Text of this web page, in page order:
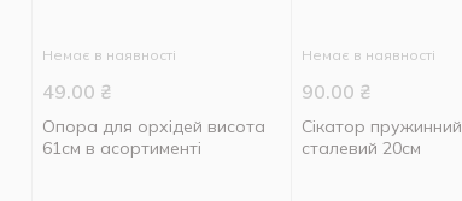
Немає в наявності
49.00 ₴
Опора для орхідей висота
61см в асортименті
Немає в наявності
90.00 ₴
Сікатор пружинний
сталевий 20см